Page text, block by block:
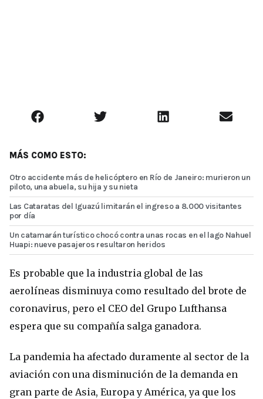
MÁS COMO ESTO:
Otro accidente más de helicóptero en Río de Janeiro: murieron un
piloto, una abuela, su hija y su nieta
Las Cataratas del Iguazú limitarán el ingreso a 8.000 visitantes
por día
Un catamarán turístico chocó contra unas rocas en el lago Nahuel
Huapi: nueve pasajeros resultaron heridos
Es probable que la industria global de las
aerolíneas disminuya como resultado del brote de
coronavirus, pero el CEO del Grupo Lufthansa
espera que su compañía salga ganadora.
La pandemia ha afectado duramente al sector de la
aviación con una disminución de la demanda en
gran parte de Asia, Europa y América, ya que los